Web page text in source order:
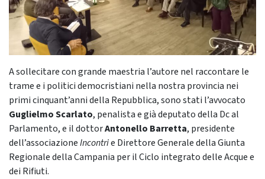
A sollecitare con grande maestria l’autore nel raccontare le
trame e i politici democristiani nella nostra provincia nei
primi cinquant’anni della Repubblica, sono stati l’avvocato
Guglielmo Scarlato, penalista e già deputato della Dc al
Parlamento, e il dottorAntonello Barretta, presidente
dell’associazioneIncontrie Direttore Generale della Giunta
Regionale della Campania per il Ciclo integrato delle Acque e
dei Rifiuti.